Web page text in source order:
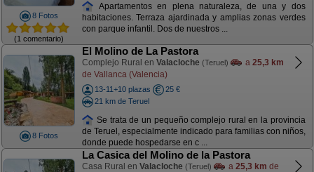
8 Fotos
(1 comentario)
Apartamentos en plena naturaleza, de una y dos
habitaciones. Terraza ajardinada y amplias zonas verdes
con parque infantil. Dos de nuestros ...
8 Fotos
El Molino de La Pastora
Complejo Rural en Valacloche (Teruel) a 25,3 km
de Vallanca (Valencia)
13-11+10 plazas
25 €
21 km de Teruel
Se trata de un pequeño complejo rural en la provincia
de Teruel, especialmente indicado para familias con niños,
donde puede hospedarse en c ...
La Casica del Molino de la Pastora
Casa Rural en Valacloche (Teruel) a 25,3 km de